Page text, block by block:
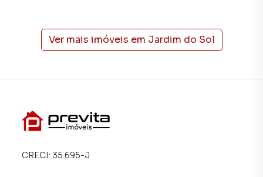
Ver mais imóveis em Jardim do Sol
CRECI: 35.695-J